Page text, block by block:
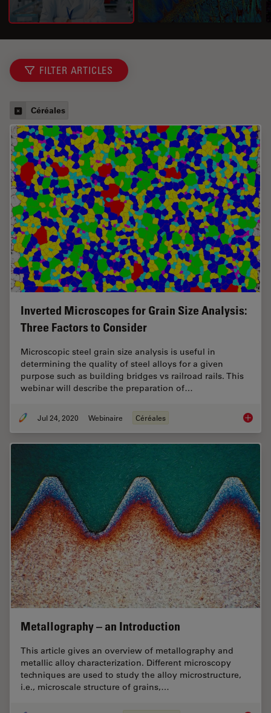
FILTER ARTICLES
Céréales
Inverted Microscopes for Grain Size Analysis:
Three Factors to Consider
Microscopic steel grain size analysis is useful in
determining the quality of steel alloys for a given
purpose such as building bridges vs railroad rails. This
webinar will describe the preparation of…
Jul 24, 2020 Webinaire Céréales
Metallography – an Introduction
This article gives an overview of metallography and
metallic alloy characterization. Different microscopy
techniques are used to study the alloy microstructure,
i.e., microscale structure of grains,…